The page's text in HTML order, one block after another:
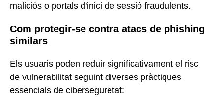
maliciós o portals d'inici de sessió fraudulents.
Com protegir-se contra atacs de phishing
similars
Els usuaris poden reduir significativament el risc
de vulnerabilitat seguint diverses pràctiques
essencials de ciberseguretat: